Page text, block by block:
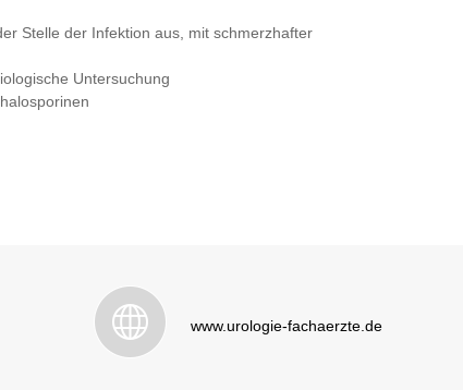
Stelle der Infektion aus, mit schmerzhafter
Untersuchung
www.urologie-fachaerzte.de